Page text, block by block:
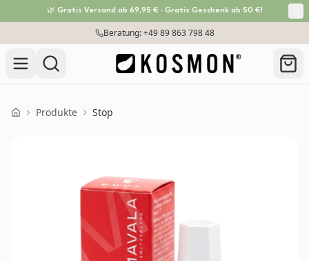
🌿 Gratis Versand ab 69,95 € · Gratis Geschenk ab 50 €!
Zum Inhalt springenBeratung: +49 89 863 798 48
HomeProdukte Stop